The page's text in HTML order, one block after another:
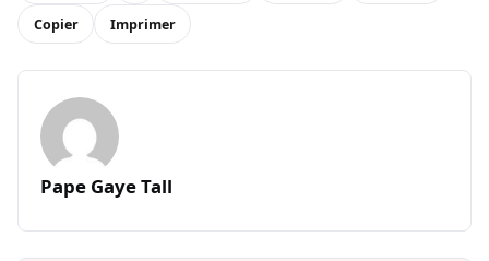
Copier Imprimer
Pape Gaye Tall